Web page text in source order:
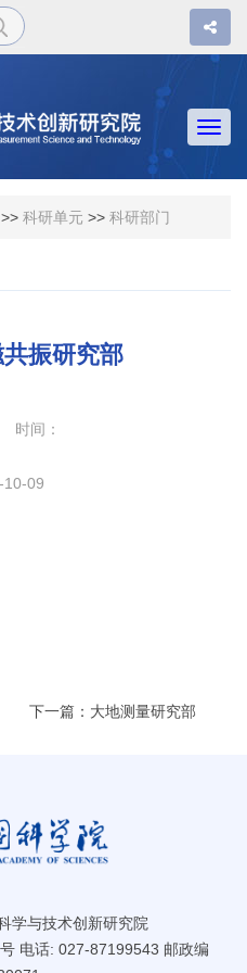
>> 科研单元 >> 科研部门
振研究部
时间：
10-09
下一篇：大地测量研究部
学与技术创新研究院
电话: 027-87199543 邮政编